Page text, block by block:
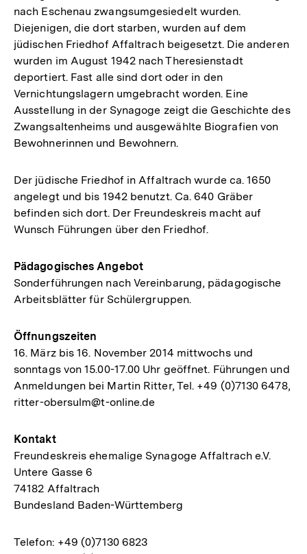
nach Eschenau zwangsumgesiedelt wurden.
Diejenigen, die dort starben, wurden auf dem
jüdischen Friedhof Affaltrach beigesetzt. Die anderen
wurden im August 1942 nach Theresienstadt
deportiert. Fast alle sind dort oder in den
Vernichtungslagern umgebracht worden. Eine
Ausstellung in der Synagoge zeigt die Geschichte des
Zwangsaltenheims und ausgewählte Biografien von
Bewohnerinnen und Bewohnern.
Der jüdische Friedhof in Affaltrach wurde ca. 1650
angelegt und bis 1942 benutzt. Ca. 640 Gräber
befinden sich dort. Der Freundeskreis macht auf
Wunsch Führungen über den Friedhof.
Pädagogisches Angebot
Sonderführungen nach Vereinbarung, pädagogische
Arbeitsblätter für Schülergruppen.
Öffnungszeiten
16. März bis 16. November 2014 mittwochs und
sonntags von 15.00-17.00 Uhr geöffnet. Führungen und
Anmeldungen bei Martin Ritter, Tel. +49 (0)7130 6478,
ritter-obersulm@t-online.de
Kontakt
Freundeskreis ehemalige Synagoge Affaltrach e.V.
Untere Gasse 6
74182 Affaltrach
Bundesland Baden-Württemberg
Telefon: +49 (0)7130 6823